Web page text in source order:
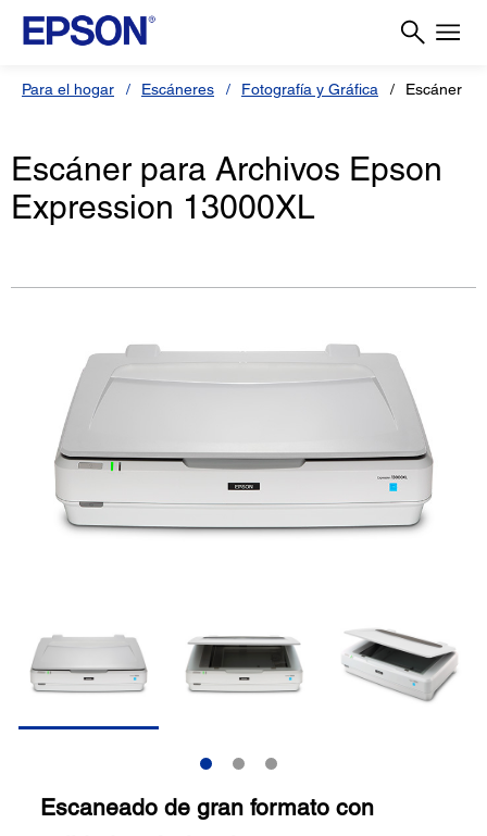
Para el hogar Escáneres Fotografía y Gráfica Escáner
Escáner para Archivos Epson
Expression 13000XL
Escaneado de gran formato con